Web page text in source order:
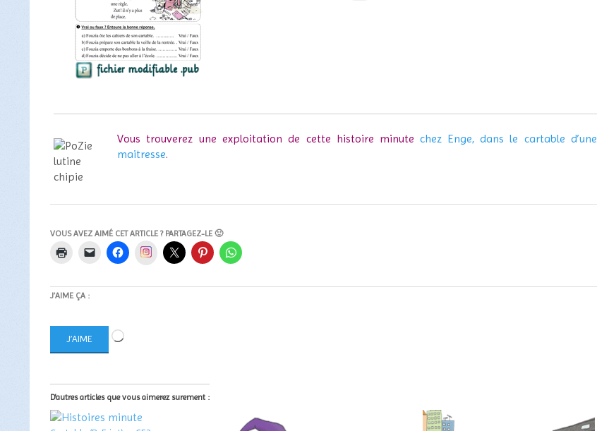
Vous trouverez une exploitation de cette histoire minutechez Enge, dans le cartable d’une
maitresse.
VOUS AVEZ AIMÉ CET ARTICLE ? PARTAGEZ-LE 🙂
Instagram
J’AIME ÇA :
J’AIME
D'autres articles que vous aimerez surement :